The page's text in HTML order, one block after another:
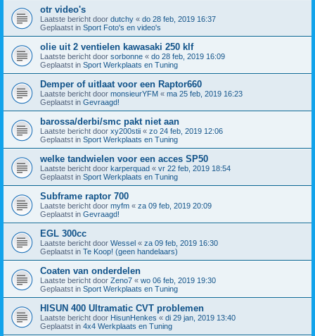
otr video's
Laatste bericht door dutchy « do 28 feb, 2019 16:37
Geplaatst in Sport Foto's en video's
olie uit 2 ventielen kawasaki 250 klf
Laatste bericht door sorbonne « do 28 feb, 2019 16:09
Geplaatst in Sport Werkplaats en Tuning
Demper of uitlaat voor een Raptor660
Laatste bericht door monsieurYFM « ma 25 feb, 2019 16:23
Geplaatst in Gevraagd!
barossa/derbi/smc pakt niet aan
Laatste bericht door xy200stii « zo 24 feb, 2019 12:06
Geplaatst in Sport Werkplaats en Tuning
welke tandwielen voor een acces SP50
Laatste bericht door karperquad « vr 22 feb, 2019 18:54
Geplaatst in Sport Werkplaats en Tuning
Subframe raptor 700
Laatste bericht door myfm « za 09 feb, 2019 20:09
Geplaatst in Gevraagd!
EGL 300cc
Laatste bericht door Wessel « za 09 feb, 2019 16:30
Geplaatst in Te Koop! (geen handelaars)
Coaten van onderdelen
Laatste bericht door Zeno7 « wo 06 feb, 2019 19:30
Geplaatst in Sport Werkplaats en Tuning
HISUN 400 Ultramatic CVT problemen
Laatste bericht door HisunHenkes « di 29 jan, 2019 13:40
Geplaatst in 4x4 Werkplaats en Tuning